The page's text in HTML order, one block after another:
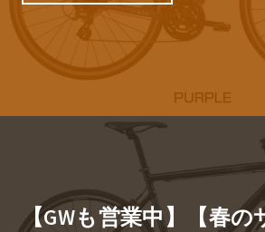
【GWも営業中】【春